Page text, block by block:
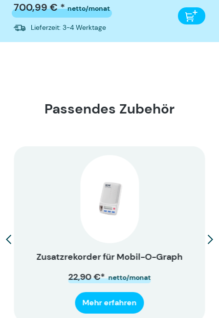
700,99 € * netto/monat
Lieferzeit: 3-4 Werktage
Passendes Zubehör
Zusatzrekorder für Mobil-O-Graph
22,90 €* netto/monat
Mehr erfahren